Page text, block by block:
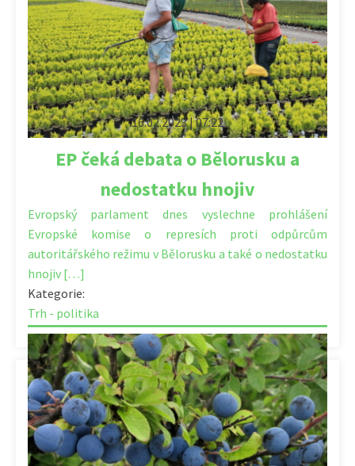
16.02.2023 | 07:22
EP čeká debata o Bělorusku a
nedostatku hnojiv
Evropský parlament dnes vyslechne prohlášení
Evropské komise o represích proti odpůrcům
autoritářského režimu v Bělorusku a také o nedostatku
hnojiv […]
Kategorie:
Trh - politika